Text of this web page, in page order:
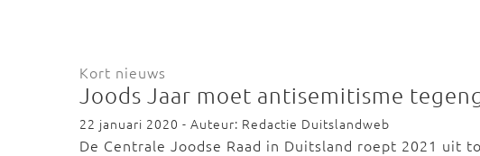
Kort nieuws
Joods Jaar moet antisemitisme
22 januari 2020 - Auteur: Redactie Duitslandweb
De Centrale Joodse Raad in Duitsland roept 2021 uit